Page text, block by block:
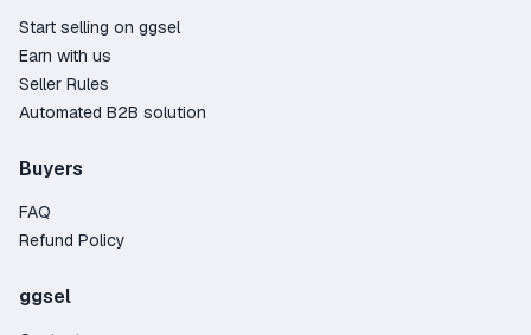
Start selling on ggsel
Earn with us
Seller Rules
Automated B2B solution
Buyers
FAQ
Refund Policy
ggsel